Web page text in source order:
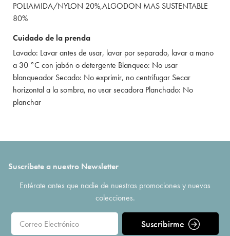
POLIAMIDA/NYLON 20%,ALGODON MAS SUSTENTABLE
80%
Cuidado de la prenda
Lavado: Lavar antes de usar, lavar por separado, lavar a mano
a 30 °C con jabón o detergente Blanqueo: No usar
blanqueador Secado: No exprimir, no centrifugar Secar
horizontal a la sombra, no usar secadora Planchado: No
planchar
Suscríbete a nuestro Newsletter
Entérate antes que nadie de nuestras promociones y nuevas
colecciones.
Suscribirme